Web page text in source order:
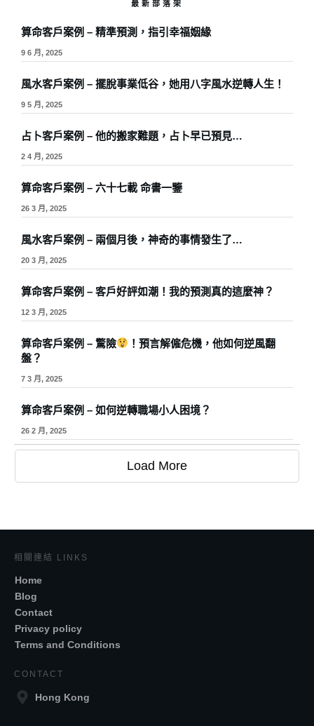
最新部落架
算命客戶案例 – 精準預測，指引幸福姻緣
9 6 月, 2025
風水客戶案例 – 擺脫事業低谷，她用八字風水逆轉人生！
9 5 月, 2025
占卜客戶案例 – 他的搬家難題，占卜早已預見…
2 4 月, 2025
算命客戶案例 – 六十七載 命書一鑒
26 3 月, 2025
風水客戶案例 – 兩個月後，神奇的事情發生了…
20 3 月, 2025
算命客戶案例 – 客戶好評如潮！我的預測真的這麼神？
12 3 月, 2025
算命客戶案例 – 驚險
！預言解僱危機，他如何逆風翻
盤？
7 3 月, 2025
算命客戶案例 – 如何逆轉職場小人困境？
26 2 月, 2025
Load More
相關連結 LINKS
Home
Blog
Contact
Privacy policy
Terms and Conditions
CONTACT
Hong Kong